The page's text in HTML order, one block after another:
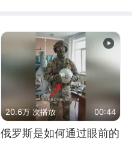
20.6万 次播放 00:44
俄罗斯是如何通过眼前的